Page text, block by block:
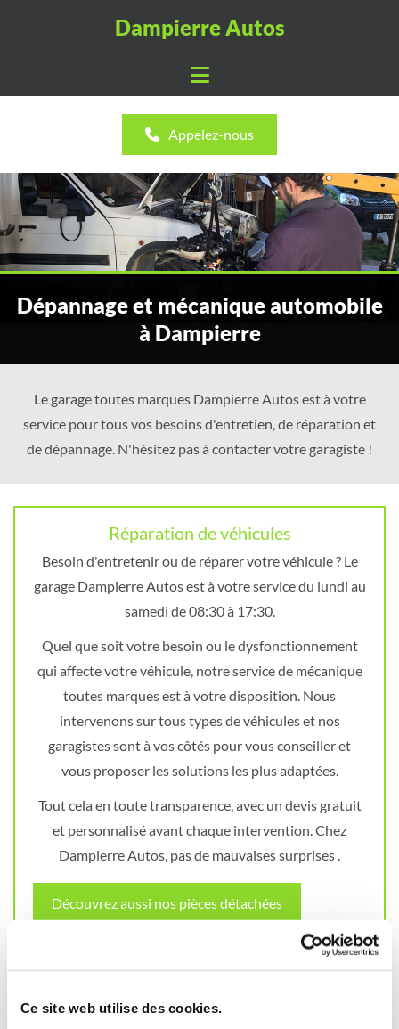
Ce site web utilise des cookies.
Dampierre Autos
Appelez-nous
Dépannage et mécanique automobile
à Dampierre
Le garage toutes marques Dampierre Autos est à votre
service pour tous vos besoins d'entretien, de réparation et
de dépannage. N'hésitez pas à contacter votre garagiste !
Réparation de véhicules
Besoin d'entretenir ou de réparer votre véhicule ? Le
garage Dampierre Autos est à votre service du lundi au
samedi de 08:30 à 17:30.
Quel que soit votre besoin ou le dysfonctionnement
qui affecte votre véhicule, notre service de mécanique
toutes marques est à votre disposition. Nous
intervenons sur tous types de véhicules et nos
garagistes sont à vos côtés pour vous conseiller et
vous proposer les solutions les plus adaptées.
Tout cela en toute transparence, avec un devis gratuit
et personnalisé avant chaque intervention. Chez
Dampierre Autos, pas de mauvaises surprises .
Découvrez aussi nos pièces détachées